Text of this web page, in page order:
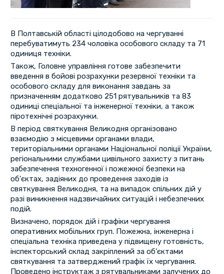
В Полтавській області цілодобово на чергуванні
перебуватимуть 234 чоловіка особового складу та 71
одиниця техніки.
Також, Головне управління готове забезпечити
введення в бойові розрахунки резервної техніки та
особового складу для виконання завдань за
призначенням додатково 251 рятувальників та 83
одиниці спеціальної та інженерної техніки, а також
піротехнічні розрахунки.
В період святкування Великодня організовано
взаємодію з місцевими органами влади,
територіальними органами Національної поліції України,
регіональними службами цивільного захисту з питань
забезпечення техногенної і пожежної безпеки на
об'єктах, задіяних до проведення заходів із
святкування Великодня, та на випадок спільних дій у
разі виникнення надзвичайних ситуацій і небезпечних
подій.
Визначено, порядок дій і графіки чергування
оперативних мобільних груп. Пожежна, інженерна і
спеціальна техніка приведена у підвищену готовність,
інспекторський склад закріплений за об’єктами
святкування та затверджений графік їх чергування.
Проведено інструктаж з рятувальниками залучених до